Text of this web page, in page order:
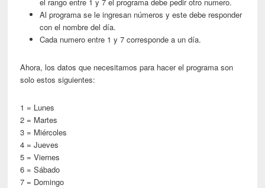
Al programa se le ingresan números y este debe responder
con el nombre del día.
Cada numero entre 1 y 7 corresponde a un día.
Ahora, los datos que necesitamos para hacer el programa son
solo estos siguientes:
1 = Lunes
2 = Martes
3 = Miércoles
4 = Jueves
5 = Viernes
6 = Sábado
7 = Domingo